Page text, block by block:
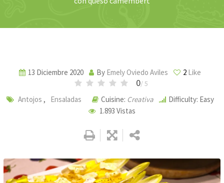
13 Diciembre 2020 By Emely Oviedo Aviles 2 Like
0/ 5
Antojos , Ensaladas Cuisine: Creativa
Difficulty: Easy
1.893 Vistas